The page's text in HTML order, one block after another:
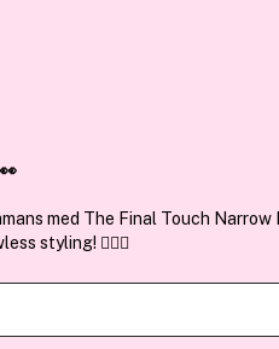
✓ Över 1,5 miljon
med The Final Touch Narrow
styling! 💇‍♀️✨